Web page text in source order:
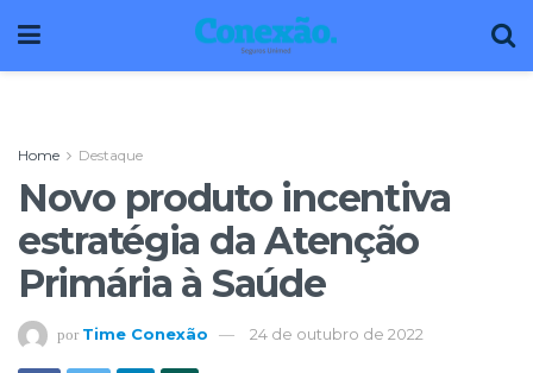
Home Destaque
Novo produto incentiva
estratégia da Atenção
Primária à Saúde
por Time Conexão 24 de outubro de 2022